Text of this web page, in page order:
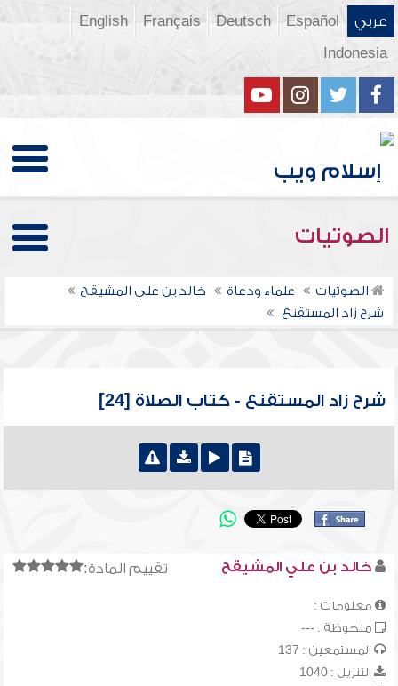
عربي Español
Deutsch
Français
English
Indonesia
الصوتيات
الصوتيات علماء ودعاة
خالد بن علي المشيقح
شرح زاد المستقنع
شرح زاد المستقنع - كتاب الصلاة [24]
تقييم المادة: خالد بن علي المشيقح
معلومات :
ملحوظة : ---
المستمعين : 137
التنزيل : 1040